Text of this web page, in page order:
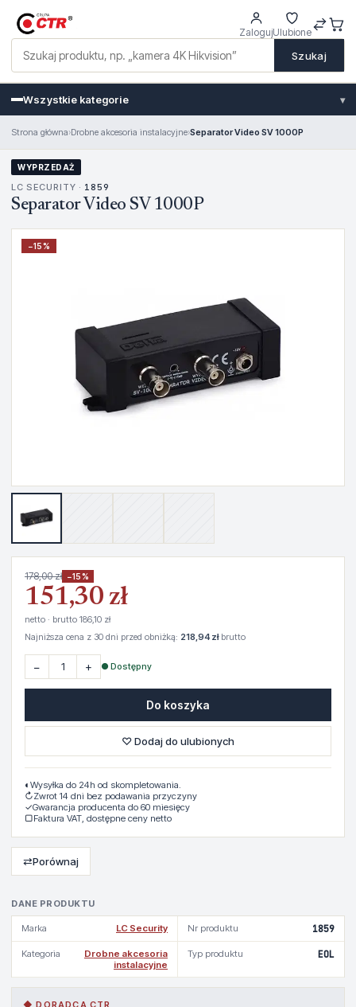
Szukaj
ZalogujUlubione
Wszystkie kategorie ▾
Strona główna›Drobne akcesoria instalacyjne›Separator Video SV 1000P
WYPRZEDAŻ
LC SECURITY · 1859
Separator Video SV 1000P
−15%
DANE PRODUKTU
Marka LC Security Nr produktu 1859
Kategoria
Drobne akcesoria
instalacyjne
Typ produktu EOL
◆ DORADCA CTR
178,00 zł −15%
151,30 zł
netto · brutto 186,10 zł
Najniższa cena z 30 dni przed obniżką: 218,94 złbrutto
− + ● Dostępny
Do koszyka
♡ Dodaj do ulubionych
◐ Wysyłka do 24h od skompletowania.
↻Zwrot 14 dni bez podawania przyczyny
✓Gwarancja producenta do 60 miesięcy
▢Faktura VAT, dostępne ceny netto
⇄Porównaj